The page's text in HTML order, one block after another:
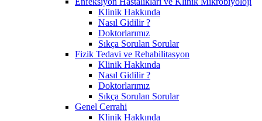
Klinik Hakkında
Nasıl Gidilir ?
Doktorlarımız
Sıkça Sorulan Sorular
Fizik Tedavi ve Rehabilitasyon
Klinik Hakkında
Nasıl Gidilir ?
Doktorlarımız
Sıkça Sorulan Sorular
Genel Cerrahi
Klinik Hakkında